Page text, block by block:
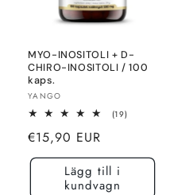
MYO-INOSITOLI + D-
CHIRO-INOSITOLI / 100
kaps.
Säljare:
YANGO
(19)19
Normalt
pris
€15,90 EUR
Lägg till i
kundvagn